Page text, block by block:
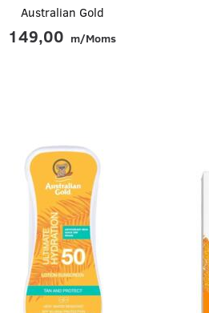
Australian Gold
149,00 m/Moms